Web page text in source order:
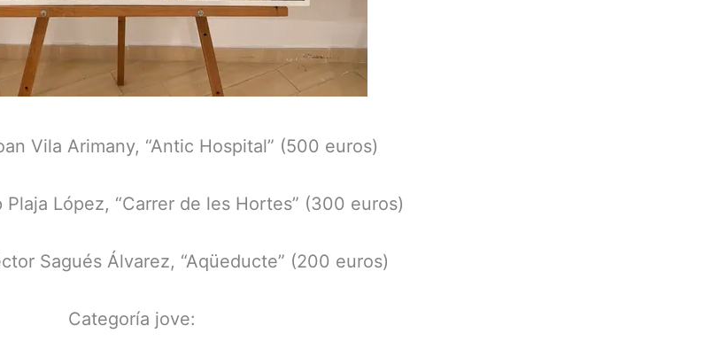
Vila Arimany, “Antic Hospital” (500 euros)
Plaja López, “Carrer de les Hortes” (300 euros)
Sagués Álvarez, “Aqüeducte” (200 euros)
Categoría jove: